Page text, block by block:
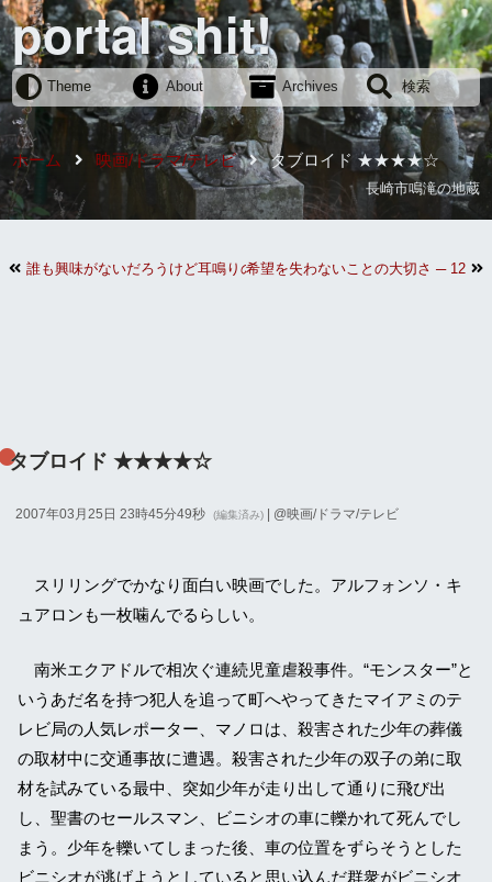
portal shit!
Theme About Archives 検索
ホーム 映画/ドラマ/テレビ タブロイド ★★★★☆
長崎市鳴滝の地蔵
誰も興味がないだろうけど耳鳴りの話希望を失わないことの大切さ ─ 12月
タブロイド ★★★★☆
2007年03月25日 23時45分49秒 (編集済み) | @映画/ドラマ/テレビ
スリリングでかなり面白い映画でした。アルフォンソ・キ
ュアロンも一枚噛んでるらしい。
南米エクアドルで相次ぐ連続児童虐殺事件。“モンスター”と
いうあだ名を持つ犯人を追って町へやってきたマイアミのテ
レビ局の人気レポーター、マノロは、殺害された少年の葬儀
の取材中に交通事故に遭遇。殺害された少年の双子の弟に取
材を試みている最中、突如少年が走り出して通りに飛び出
し、聖書のセールスマン、ビニシオの車に轢かれて死んでし
まう。少年を轢いてしまった後、車の位置をずらそうとした
ビニシオが逃げようとしていると思い込んだ群衆がビニシオ